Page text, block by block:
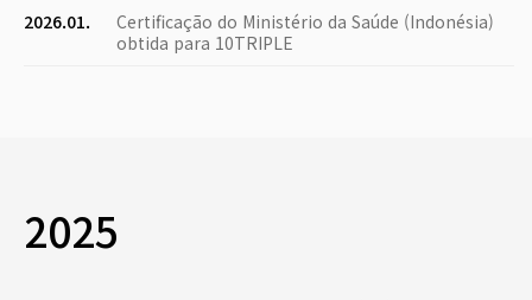
2026.01.
Certificação do Ministério da Saúde (Indonésia)
obtida para 10TRIPLE
2025